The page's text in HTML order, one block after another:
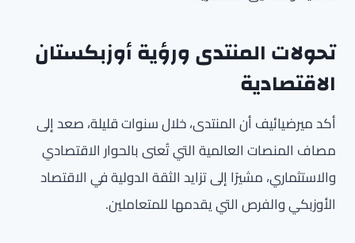
تحولات المنتدى ورؤية أوزبكستان
الاقتصادية
أكد ميرضيائيف أن المنتدى، خلال سنوات قليلة، صعد إلى
مصاف المنصات العالمية التي تُعنى بالحوار الاقتصادي
والاستثماري، مشيرًا إلى تزايد الثقة الدولية في الاقتصاد
الأوزبكي والفرص التي يقدمها للمتعاملين.